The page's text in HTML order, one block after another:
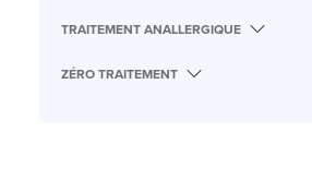
TRAITEMENT ANALLERGIQUE
ZÉRO TRAITEMENT